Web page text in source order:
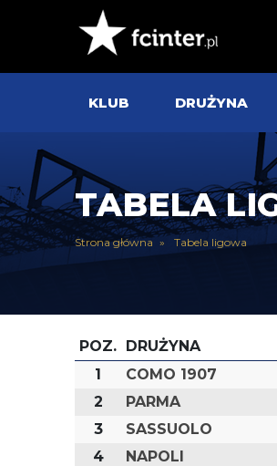
KLUB DRUŻYNA
TABELA
Strona główna Tabela ligowa
POZ. DRUŻYNA
1
COMO 1907
2
PARMA
3
SASSUOLO
4
NAPOLI